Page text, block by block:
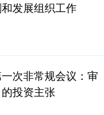
发展组织工作
次非常规会议：审
投资主张